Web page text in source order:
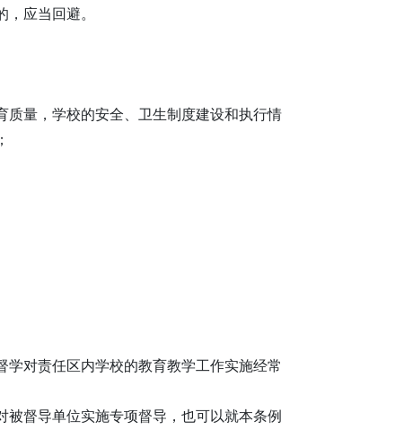
应当回避。
质量，学校的安全、卫生制度建设和执行情
对责任区内学校的教育教学工作实施经常
督导单位实施专项督导，也可以就本条例